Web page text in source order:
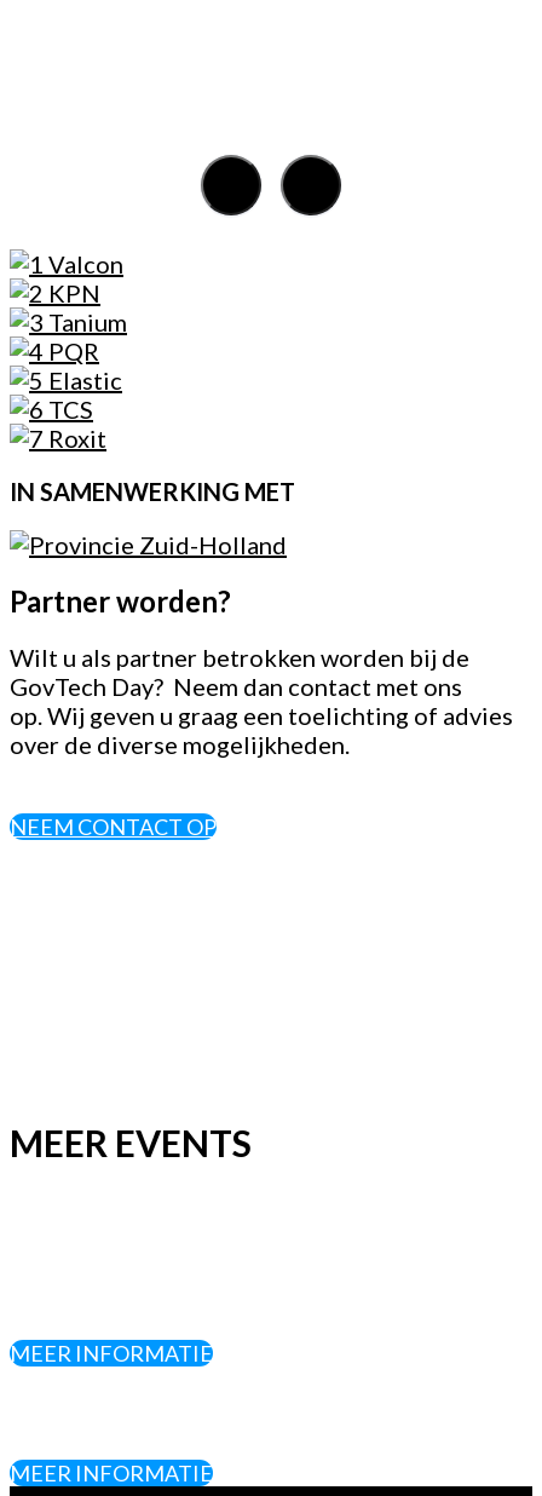
IN SAMENWERKING MET
Partner worden?
Wilt u als partner betrokken worden bij de
GovTech Day? Neem dan contact met ons
op. Wij geven u graag een toelichting of advies
over de diverse mogelijkheden.
NEEM CONTACT OP
MEER EVENTS
MEER INFORMATIE
MEER INFORMATIE